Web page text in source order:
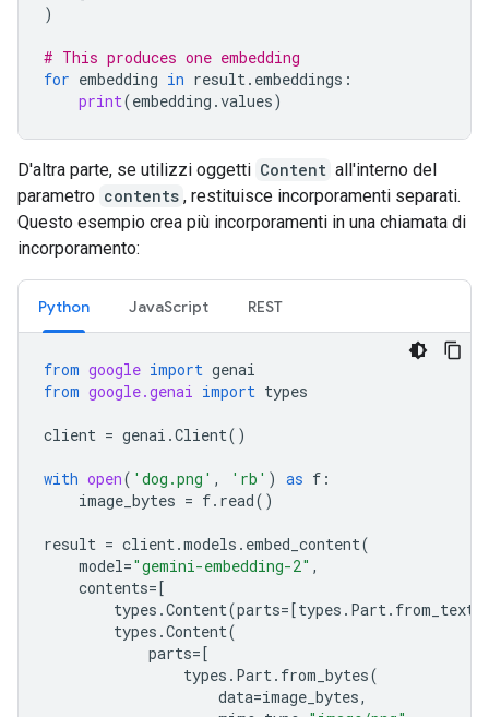
)
# This produces one embedding
for embedding in result. embeddings :
print(embedding .values)
D'altra parte, se utilizzi oggetti Content all'interno del
parametro contents , restituisce incorporamenti separati.
Questo esempio crea più incorporamenti in una chiamata di
incorporamento:
Python JavaScript REST
from google import genai
from google.genai import types
client = genai .Client()
with open( 'dog.png' , 'rb' ) as f :
image_bytes = f. read()
result = client.models . embed_content(
model="gemini-embedding-2" ,
contents=[
types .Content(parts=[types . Part. from_text
types .Content(
parts=[
types . Part. from_bytes(
data=image_bytes,